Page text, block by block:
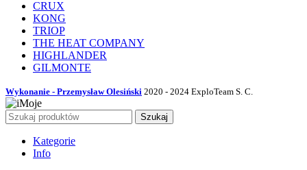
CRUX
KONG
TRIOP
THE HEAT COMPANY
HIGHLANDER
GILMONTE
Wykonanie - Przemysław Olesiński 2020 - 2024 ExploTeam S. C.
Szukaj
Kategorie
Info